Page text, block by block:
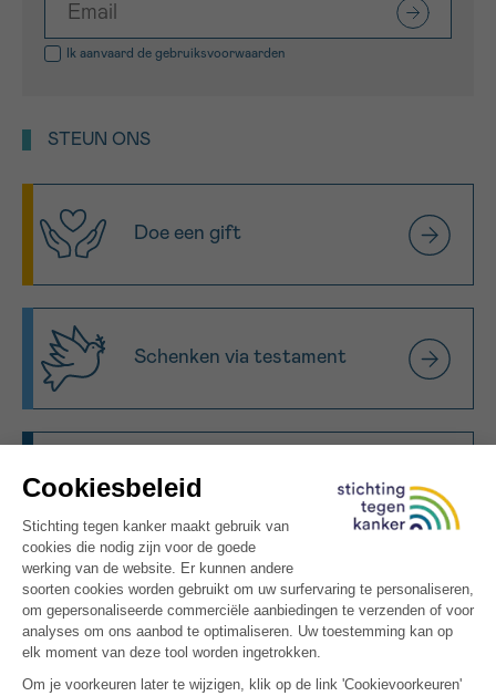
Ik aanvaard de gebruiksvoorwaarden
STEUN ONS
Doe een gift
Schenken via testament
fondsenwerving
Word partner